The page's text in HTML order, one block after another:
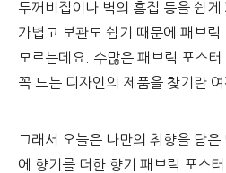
두꺼비집이나 벽의 흠집 등을 쉽
가볍고 보관도 쉽기 때문에 패브
모르는데요. 수많은 패브릭 포스터
꼭 드는 디자인의 제품을 찾기란
그래서 오늘은 나만의 취향을 담
에 향기를 더한 향기 패브릭 포스